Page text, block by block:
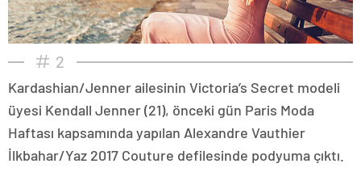
2
Kardashian/Jenner ailesinin Victoria’s Secret modeli
üyesi Kendall Jenner (21), önceki gün Paris Moda
Haftası kapsamında yapılan Alexandre Vauthier
İlkbahar/Yaz 2017 Couture defilesinde podyuma çıktı.